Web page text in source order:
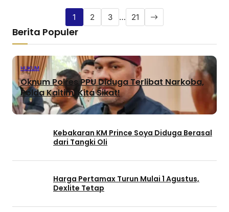
1 2 3 … 21
Berita Populer
HUKUM
Oknum Polres PPU Diduga Terlibat Narkoba,
Polda Kaltim: Kita Sikat!
Kebakaran KM Prince Soya Diduga Berasal
dari Tangki Oli
Harga Pertamax Turun Mulai 1 Agustus,
Dexlite Tetap